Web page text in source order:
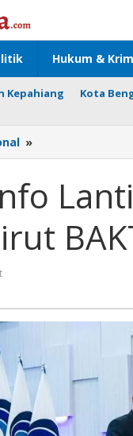
Hukum &
Kepahiang Kota
»
Lantik
Mathar
sebagai
Dirut
BAKTI